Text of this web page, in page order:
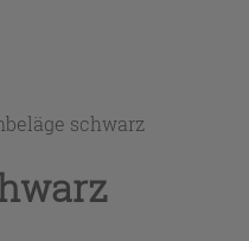
schwarz